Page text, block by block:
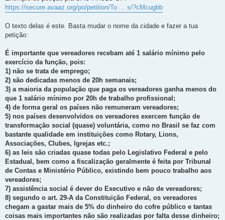
https://secure.avaaz.org/po/petition/To ... s/?cMcugbb
O texto delas é este. Basta mudar o nome da cidade e fazer a tua
petição:
É importante que vereadores recebam até 1 salário mínimo pelo
exercício da função, pois:
1) não se trata de emprego;
2) são dedicadas menos de 20h semanais;
3) a maioria da população que paga os vereadores ganha menos do
que 1 salário mínimo por 20h de trabalho profissional;
4) de forma geral os países não remuneram vereadores;
5) nos países desenvolvidos os vereadores exercem função de
transformação social (quase) voluntária, como no Brasil se faz com
bastante qualidade em instituições como Rotary, Lions,
Associações, Clubes, Igrejas etc.;
6) as leis são criadas quase todas pelo Legislativo Federal e pelo
Estadual, bem como a fiscalização geralmente é feita por Tribunal
de Contas e Ministério Público, existindo bem pouco trabalho aos
vereadores;
7) assistência social é dever do Executivo e não de vereadores;
8) segundo o art. 29-A da Constituição Federal, os vereadores
chegam a gastar mais de 5% do dinheiro do cofre público e tantas
coisas mais importantes não são realizadas por falta desse dinheiro;